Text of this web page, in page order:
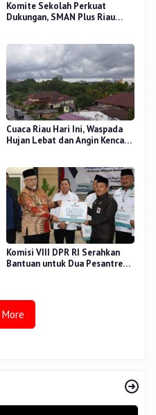
Komite Sekolah Perkuat
Dukungan, SMAN Plus Riau
Cuaca Riau Hari Ini, Waspada
Hujan Lebat dan Angin Kencang
Komisi VIII DPR RI Serahkan
Bantuan untuk Dua Pesantren